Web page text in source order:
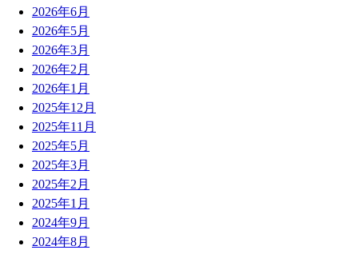
2026年6月
2026年5月
2026年3月
2026年2月
2026年1月
2025年12月
2025年11月
2025年5月
2025年3月
2025年2月
2025年1月
2024年9月
2024年8月